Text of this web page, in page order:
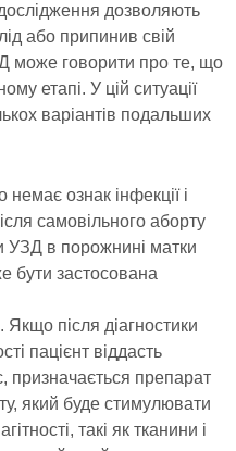
дозволяють
або припинив свій
може говорити про те, що
етапі. У цій ситуації
варіантів подальших
ознак інфекції і
самовільного аборту
УЗД в порожнині матки
бути застосована
після діагностики
пацієнт віддасть
призначається препарат
який буде стимулювати
такі як тканини і